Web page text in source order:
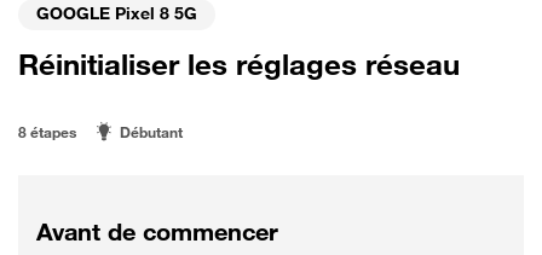
GOOGLE Pixel 8 5G
Réinitialiser les réglages réseau
8 étapes Débutant
Avant de commencer